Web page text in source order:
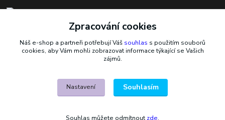
Ivana Šiková
+420 607 146 238
Po-Pá, 8-18 hod.
Zpracování cookies
Náš e-shop a partneři potřebují Váš souhlas s použitím souborů
cookies, aby Vám mohli zobrazovat informace týkající se Vašich
zájmů.
Nastavení Souhlasím
Souhlas můžete odmítnout zde.